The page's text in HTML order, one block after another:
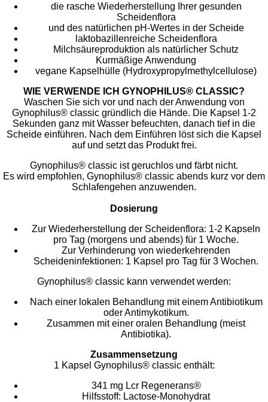
die rasche Wiederherstellung Ihrer gesunden
Scheidenflora
und des natürlichen pH-Wertes in der Scheide
laktobazillenreiche Scheidenflora
Milchsäureproduktion als natürlicher Schutz
Kurmäßige Anwendung
vegane Kapselhülle (Hydroxypropylmethylcellulose)
WIE VERWENDE ICH GYNOPHILUS® CLASSIC?
Waschen Sie sich vor und nach der Anwendung von
Gynophilus® classic gründlich die Hände. Die Kapsel 1-2
Sekunden ganz mit Wasser befeuchten, danach tief in die
Scheide einführen. Nach dem Einführen löst sich die Kapsel
auf und setzt das Produkt frei.
Gynophilus® classic ist geruchlos und färbt nicht.
Es wird empfohlen, Gynophilus® classic abends kurz vor dem
Schlafengehen anzuwenden.
Dosierung
Zur Wiederherstellung der Scheidenflora: 1-2 Kapseln
pro Tag (morgens und abends) für 1 Woche.
Zur Verhinderung von wiederkehrenden
Scheideninfektionen: 1 Kapsel pro Tag für 3 Wochen.
Gynophilus® classic kann verwendet werden:
Nach einer lokalen Behandlung mit einem Antibiotikum
oder Antimykotikum.
Zusammen mit einer oralen Behandlung (meist
Antibiotika).
Zusammensetzung
1 Kapsel Gynophilus® classic enthält:
341 mg Lcr Regenerans®
Hilfsstoff: Lactose-Monohydrat